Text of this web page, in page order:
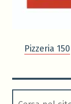
Pizzeria 150